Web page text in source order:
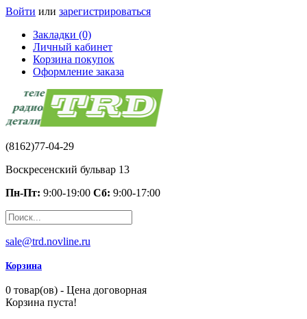
Войти или зарегистрироваться
Закладки (0)
Личный кабинет
Корзина покупок
Оформление заказа
(8162)77-04-29
Воскресенский бульвар 13
Пн-Пт: 9:00-19:00 Сб: 9:00-17:00
sale@trd.novline.ru
Корзина
0 товар(ов) - Цена договорная
Корзина пуста!